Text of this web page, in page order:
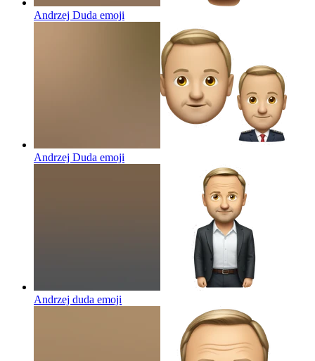
Andrzej Duda emoji
Andrzej Duda emoji
Andrzej duda emoji